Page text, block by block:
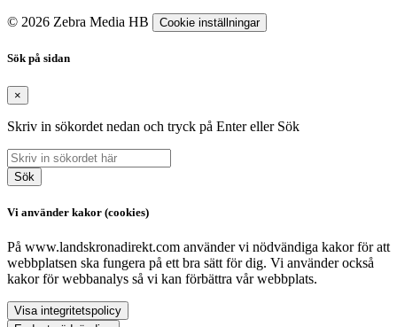
© 2026 Zebra Media HB Cookie inställningar
Sök på sidan
×
Skriv in sökordet nedan och tryck på Enter eller Sök
Sök
Vi använder kakor (cookies)
På www.landskronadirekt.com använder vi nödvändiga kakor för att
webbplatsen ska fungera på ett bra sätt för dig. Vi använder också
kakor för webbanalys så vi kan förbättra vår webbplats.
Visa integritetspolicy